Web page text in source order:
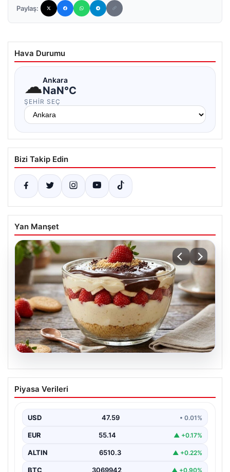
Paylaş:
Hava Durumu
☁Ankara
NaN°C
ŞEHIR SEÇ
Bizi Takip Edin
Yan Manşet
05.08.2026
Tatlı krizlerine ferahlatan dokunuş:
Çikolata soslu çilekli magnolia tarifi
Soslu Çilekli Magnolia Tarifi", "content": "Hayatın…
Piyasa Verileri
USD 47.59 • 0.01%
EUR 55.14 ▲ +0.17%
ALTIN 6510.3 ▲ +0.22%
BTC 3069942 ▲ +0.90%